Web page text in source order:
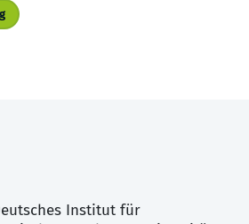
Institut für